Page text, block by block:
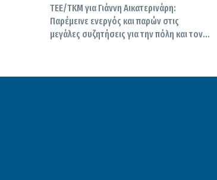
ΤΕΕ/ΤΚΜ για Γιάννη Αικατερινάρη:
Παρέμεινε ενεργός και παρών στις
μεγάλες συζητήσεις για την πόλη και τον